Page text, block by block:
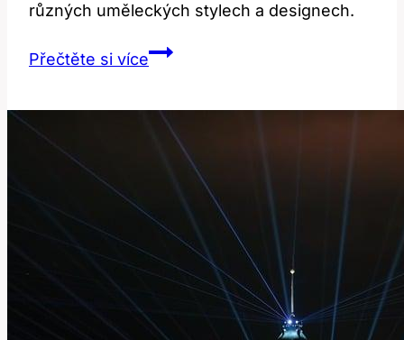
různých uměleckých stylech a designech.
Přečtěte si víceGilded:
Význam
Této
Dekorativní